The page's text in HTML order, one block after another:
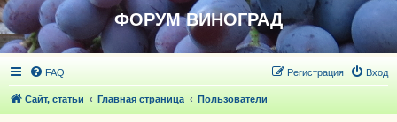
ФОРУМ ВИНОГРАД
FAQ Вход
Регистрация
Сайт, статьи Главная страница Пользователи